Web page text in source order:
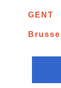
GENT
Brussel